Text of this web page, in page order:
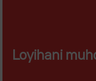
Loyihani